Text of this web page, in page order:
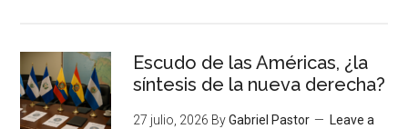
Escudo de las Américas, ¿la
síntesis de la nueva derecha?
27 julio, 2026 ByGabriel Pastor
Leave a